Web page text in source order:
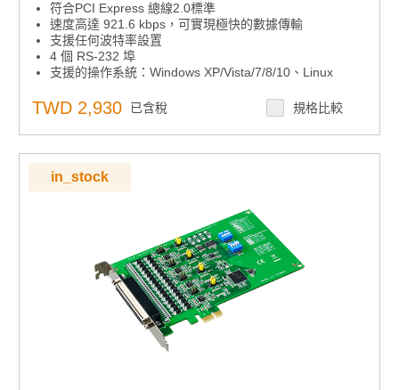
符合PCI Express 總線2.0標準
速度高達 921.6 kbps，可實現極快的數據傳輸
支援任何波特率設置
4 個 RS-232 埠
支援的操作系統：Windows XP/Vista/7/8/10、Linux
TWD 2,930 已含稅 規格比較
in_stock